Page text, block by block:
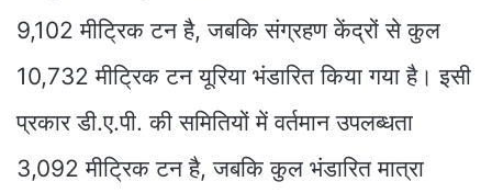
9,102 मीट्रिक टन है, जबकि संग्रहण केंद्रों से कुल
10,732 मीट्रिक टन यूरिया भंडारित किया गया है। इसी
प्रकार डी.ए.पी. की समितियों में वर्तमान उपलब्धता
3,092 मीट्रिक टन है, जबकि कुल भंडारित मात्रा